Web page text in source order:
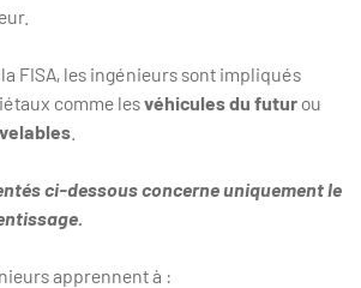
FISA, les ingénieurs sont impliqués
comme lesvéhicules du futurou
ci-dessous concerne uniquement le
apprennent à :